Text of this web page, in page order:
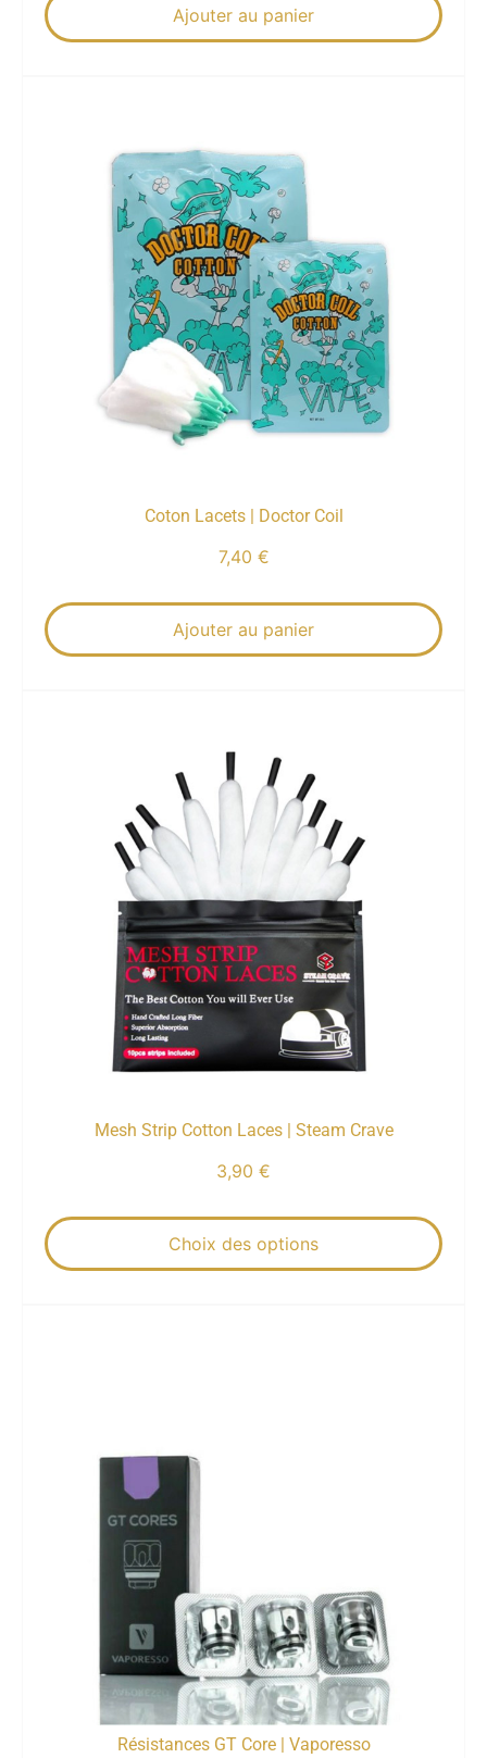
Ajouter au panier
Coton Lacets | Doctor Coil
7,40 €
Ajouter au panier
Mesh Strip Cotton Laces | Steam Crave
3,90 €
Choix des options
Résistances GT Core | Vaporesso